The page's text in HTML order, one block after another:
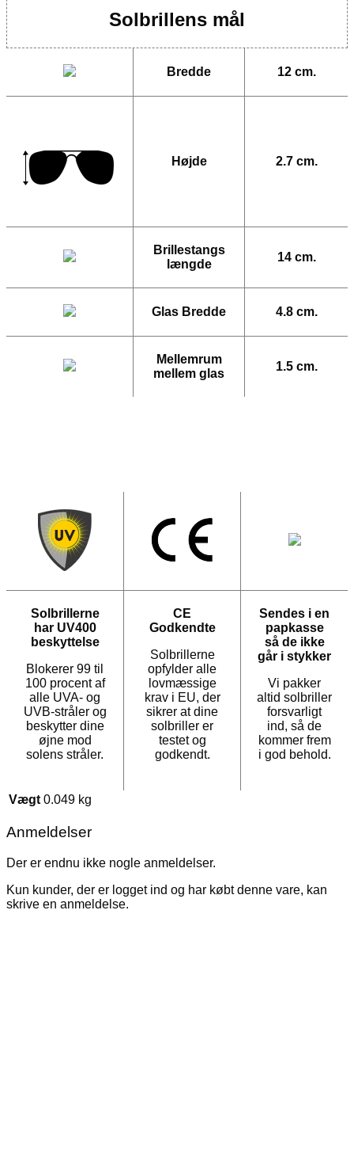
Solbrillens mål
Bredde 12 cm.
Højde 2.7 cm.
Brillestangs
længde
14 cm.
Glas Bredde 4.8 cm.
Mellemrum
mellem glas
1.5 cm.
Solbrillerne
har UV400
beskyttelse
Blokerer 99 til
100 procent af
alle UVA- og
UVB-stråler og
beskytter dine
øjne mod
solens stråler.
CE
Godkendte
Solbrillerne
opfylder alle
lovmæssige
krav i EU, der
sikrer at dine
solbriller er
testet og
godkendt.
Sendes i en
papkasse
så de ikke
går i stykker
Vi pakker
altid solbriller
forsvarligt
ind, så de
kommer frem
i god behold.
Vægt 0.049 kg
Anmeldelser
Der er endnu ikke nogle anmeldelser.
Kun kunder, der er logget ind og har købt denne vare, kan
skrive en anmeldelse.